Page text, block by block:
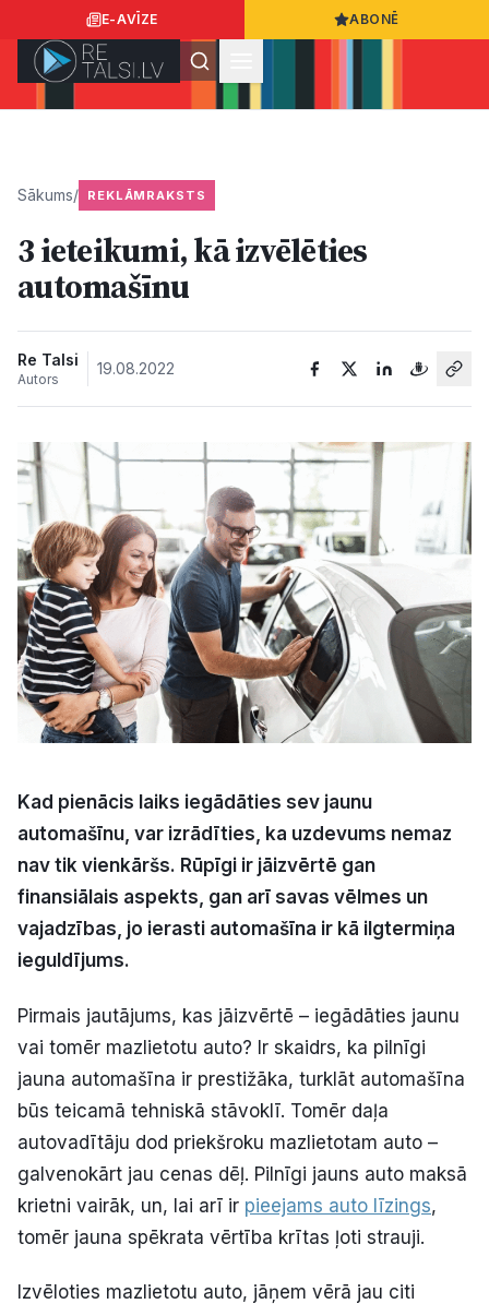
E-AVĪZE ABONĒ
Ziņas
Sports
Kultūra
Bizness
Video
Vieta
Sludinājumi
Pasākumi
Politiskā reklāma
Par mums
Kontakti
Ziņo redakcijai
Sākums/ REKLĀMRAKSTS
3 ieteikumi, kā izvēlēties
automašīnu
Re Talsi
Autors
19.08.2022
Kad pienācis laiks iegādāties sev jaunu
automašīnu, var izrādīties, ka uzdevums nemaz
nav tik vienkāršs. Rūpīgi ir jāizvērtē gan
finansiālais aspekts, gan arī savas vēlmes un
vajadzības, jo ierasti automašīna ir kā ilgtermiņa
ieguldījums.
Pirmais jautājums, kas jāizvērtē – iegādāties jaunu
vai tomēr mazlietotu auto? Ir skaidrs, ka pilnīgi
jauna automašīna ir prestižāka, turklāt automašīna
būs teicamā tehniskā stāvoklī. Tomēr daļa
autovadītāju dod priekšroku mazlietotam auto –
galvenokārt jau cenas dēļ. Pilnīgi jauns auto maksā
krietni vairāk, un, lai arī ir pieejams auto līzings,
tomēr jauna spēkrata vērtība krītas ļoti strauji.
Izvēloties mazlietotu auto, jāņem vērā jau citi